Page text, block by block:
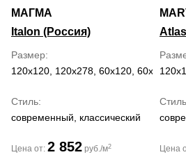
МАГМА
Italon (Россия)
Размер
120x120, 120x278, 60x120, 60x60,
Стиль
современный, классический
Цена от: 2 852 руб./м2
Стиль
Цена